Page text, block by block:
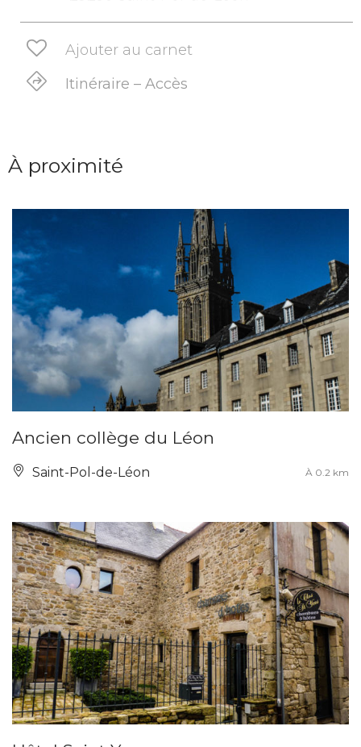
Ajouter au carnet
Itinéraire – Accès
À proximité
Ancien collège du Léon
Saint-Pol-de-Léon À 0.2 km